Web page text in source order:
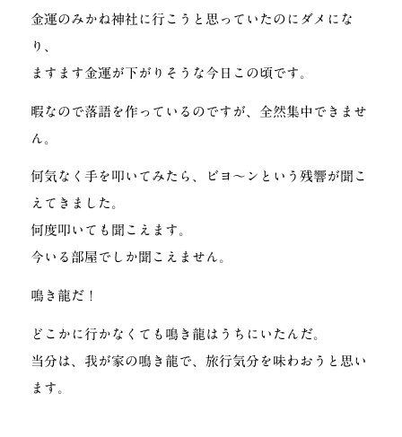
金運のみかね神社に行こうと思っていたのにダメにな
り、
ますます金運が下がりそうな今日この頃です。
暇なので落語を作っているのですが、全然集中できませ
ん。
何気なく手を叩いてみたら、ビヨ〜ンという残響が聞こ
えてきました。
何度叩いても聞こえます。
今いる部屋でしか聞こえません。
鳴き龍だ！
どこかに行かなくても鳴き龍はうちにいたんだ。
当分は、我が家の鳴き龍で、旅行気分を味わおうと思い
ます。